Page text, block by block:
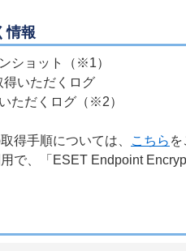
情報
ショット（※1）
得いただくログ
ただくログ（※2）
得手順については、 こちら
で、「ESET Endpoint